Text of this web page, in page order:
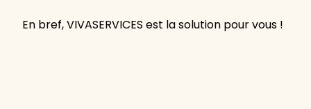
En bref, VIVASERVICES est la solution pour vous !